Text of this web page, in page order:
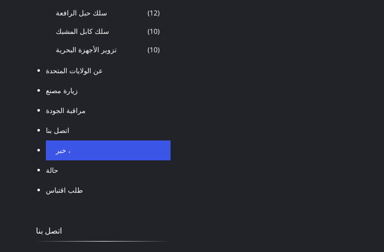
سلك حبل الرافعة
(12)
سلك كابل المشبك
(10)
تزوير الأجهزة البحرية
(10)
عن الولايات المتحدة
زيارة مصنع
مراقبة الجودة
اتصل بنا
خبر ،
حالة
طلب اقتباس
اتصل بنا